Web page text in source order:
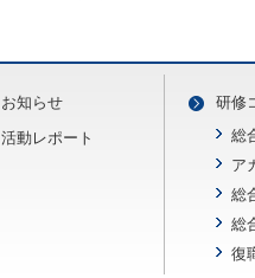
お知らせ
活動レポート
研修
総
ア
総
総
復